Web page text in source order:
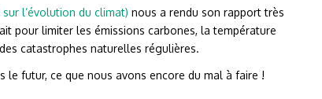
l’évolution du climat) nous a rendu son rapport très
pour limiter les émissions carbones, la température
catastrophes naturelles régulières.
le futur, ce que nous avons encore du mal à faire !